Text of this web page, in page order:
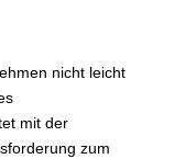
nicht leicht
mit der
zum